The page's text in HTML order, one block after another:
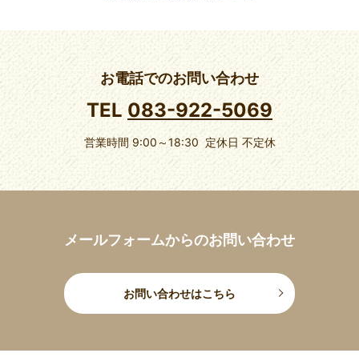
お電話でのお問い合わせ
TEL 083-922-5069
営業時間 9:00～18:30 定休日 不定休
メールフォームからのお問い合わせ
お問い合わせはこちら